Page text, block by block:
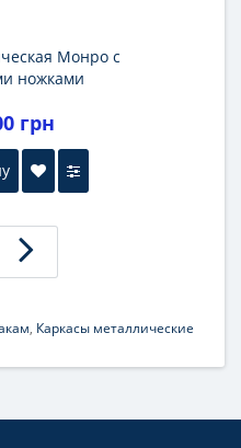
Монро с
ножками
грн
, Каркасы металлические